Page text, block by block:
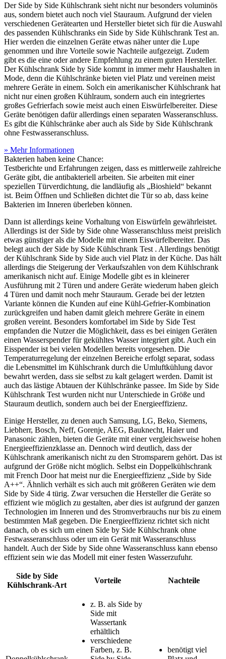
Der Side by Side Kühlschrank sieht nicht nur besonders voluminös
aus, sondern bietet auch noch viel Stauraum. Aufgrund der vielen
verschiedenen Gerätearten und Hersteller bietet sich für die Auswahl
des passenden Kühlschranks ein Side by Side Kühlschrank Test an.
Hier werden die einzelnen Geräte etwas näher unter die Lupe
genommen und ihre Vorteile sowie Nachteile aufgezeigt. Zudem
gibt es die eine oder andere Empfehlung zu einem guten Hersteller.
Der Kühlschrank Side by Side kommt in immer mehr Haushalten in
Mode, denn die Kühlschränke bieten viel Platz und vereinen meist
mehrere Geräte in einem. Solch ein amerikanischer Kühlschrank hat
nicht nur einen großen Kühlraum, sondern auch ein integriertes
großes Gefrierfach sowie meist auch einen Eiswürfelbereiter. Diese
Geräte benötigen dafür allerdings einen separaten Wasseranschluss.
Es gibt die Kühlschränke aber auch als Side by Side Kühlschrank
ohne Festwasseranschluss.
» Mehr Informationen
Bakterien haben keine Chance:
Testberichte und Erfahrungen zeigen, dass es mittlerweile zahlreiche
Geräte gibt, die antibakteriell arbeiten. Sie arbeiten mit einer
speziellen Türverdichtung, die landläufig als „Bioshield“ bekannt
ist. Beim Öffnen und Schließen dichtet die Tür so ab, dass keine
Bakterien im Inneren überleben können.
Dann ist allerdings keine Vorhaltung von Eiswürfeln gewährleistet.
Allerdings ist der Side by Side ohne Wasseranschluss meist preislich
etwas günstiger als die Modelle mit einem Eiswürfelbereiter. Das
belegt auch der Side by Side Kühlschrank Test . Allerdings benötigt
der Kühlschrank Side by Side auch viel Platz in der Küche. Das hält
allerdings die Steigerung der Verkaufszahlen von dem Kühlschrank
amerikanisch nicht auf. Einige Modelle gibt es in kleinerer
Ausführung mit 2 Türen und andere Geräte wiederum haben gleich
4 Türen und damit noch mehr Stauraum. Gerade bei der letzten
Variante können die Kunden auf eine Kühl-Gefrier-Kombination
zurückgreifen und haben damit gleich mehrere Geräte in einem
großen vereint. Besonders komfortabel im Side by Side Test
empfanden die Nutzer die Möglichkeit, dass es bei einigen Geräten
einen Wasserspender für gekühltes Wasser integriert gibt. Auch ein
Eisspender ist bei vielen Modellen bereits vorgesehen. Die
Temperaturregelung der einzelnen Bereiche erfolgt separat, sodass
die Lebensmittel im Kühlschrank durch die Umluftkühlung davor
bewahrt werden, dass sie selbst zu kalt gelagert werden. Damit ist
auch das lästige Abtauen der Kühlschränke passee. Im Side by Side
Kühlschrank Test wurden nicht nur Unterschiede in Größe und
Stauraum deutlich, sondern auch bei der Energieeffizienz.
Einige Hersteller, zu denen auch Samsung, LG, Beko, Siemens,
Liebherr, Bosch, Neff, Gorenje, AEG, Bauknecht, Haier und
Panasonic zählen, bieten die Geräte mit einer vergleichsweise hohen
Energieeffizienzklasse an. Dennoch wird deutlich, dass der
Kühlschrank amerikanisch nicht zu den Stromsparern gehört. Das ist
aufgrund der Größe nicht möglich. Selbst ein Doppelkühlschrank
mit French Door hat meist nur die Energieeffizienz „Side by Side
A++“. Ähnlich verhält es sich auch mit größeren Geräten wie dem
Side by Side 4 türig. Zwar versuchen die Hersteller die Geräte so
effizient wie möglich zu gestalten, aber dies ist aufgrund der ganzen
Technologien im Inneren und des Stromverbrauchs nur bis zu einem
bestimmten Maß gegeben. Die Energieeffizienz richtet sich nicht
danach, ob es sich um einen Side by Side Kühlschrank ohne
Festwasseranschluss oder um ein Gerät mit Wasseranschluss
handelt. Auch der Side by Side ohne Wasseranschluss kann ebenso
effizient sein wie das Modell mit einer festen Wasserzufuhr.
Side by Side
Kühlschrank-Art
Vorteile Nachteile
z. B. als Side by
Side mit
Wassertank
erhältlich
verschiedene
Farben, z. B.
benötigt viel